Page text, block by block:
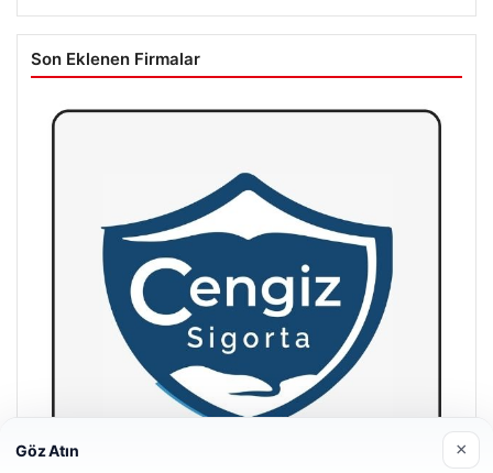
Son Eklenen Firmalar
Göz Atın ×